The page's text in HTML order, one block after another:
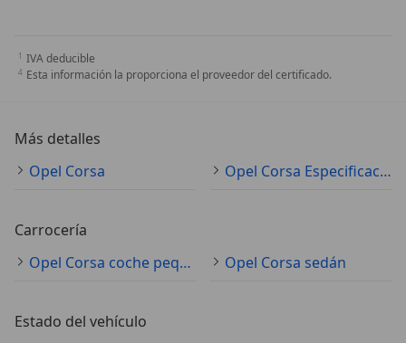
IVA deducible
Esta información la proporciona el proveedor del certificado.
Más detalles
Opel Corsa
Opel Corsa Especificaciones técnicas
Carrocería
Opel Corsa coche pequeño
Opel Corsa sedán
Estado del vehículo